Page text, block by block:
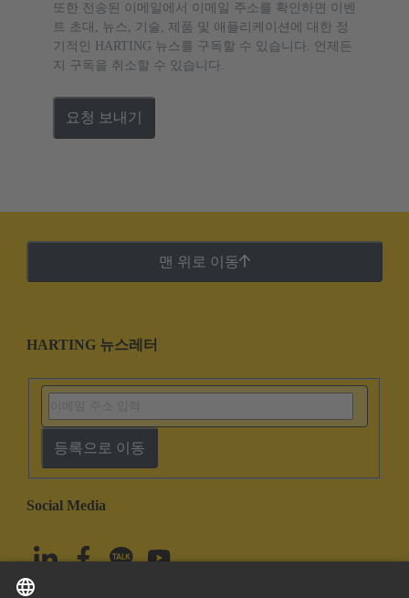
또한 전송된 이메일에서 이메일 주소를 확인하면 이벤
트 초대, 뉴스, 기술, 제품 및 애플리케이션에 대한 정
기적인 HARTING 뉴스를 구독할 수 있습니다. 언제든
지 구독을 취소할 수 있습니다.
요청 보내기
맨 위로 이동
HARTING 뉴스레터
등록으로 이동
Social Media